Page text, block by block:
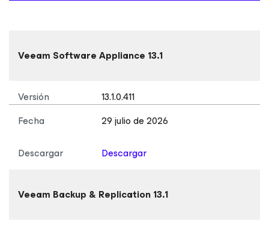
Veeam Software Appliance 13.1
Versión
13.1.0.411
Fecha
29 julio de 2026
Descargar
Descargar
Veeam Backup & Replication 13.1